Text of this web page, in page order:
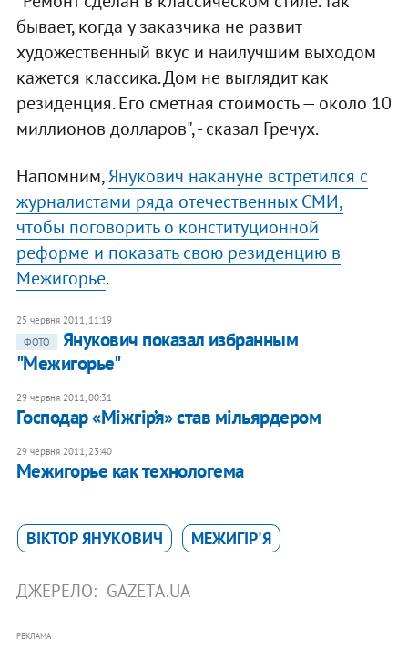
бывает, когда у заказчика не развит
художественный вкус и наилучшим выходом
кажется классика. Дом не выглядит как
резиденция. Его сметная стоимость — около 10
миллионов долларов", - сказал Гречух.
Напомним,Янукович накануне встретился с
журналистами ряда отечественных СМИ,
чтобы поговорить о конституционной
реформе и показать свою резиденцию в
Межигорье.
25 червня 2011, 11:19
ФОТО
Янукович показал избранным
"Межигорье"
29 червня 2011, 00:31
Господар «Міжгір’я» став мільярдером
29 червня 2011, 23:40
Межигорье как технологема
ВІКТОР ЯНУКОВИЧ МЕЖИГІР'Я
ДЖЕРЕЛО: GAZETA.UA
РЕКЛАМА